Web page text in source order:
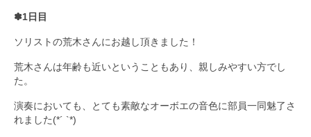
✽1日目
ソリストの荒木さんにお越し頂きました！
荒木さんは年齢も近いということもあり、親しみやすい方でし
た。
演奏においても、とても素敵なオーボエの音色に部員一同魅了さ
れました(*´ `*)